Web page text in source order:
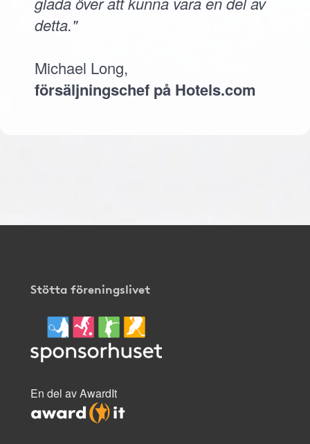
detta."
Michael Long,
försäljningschef på Hotels.com
Stötta föreningslivet
En del av AwardIt